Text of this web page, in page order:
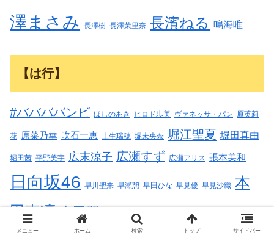
澤まさみ 長澤樹 長澤茉里奈 長濱ねる 鳴海唯
【は行】
#ババババンビ ほしのあき ヒロド歩美 ヴァネッサ・パン 原英莉
花 原菜乃華 吹石一恵 土生瑞穂 堀未央奈 堀江聖夏 堀田真由
堀田茜 平野美宇 広末涼子 広瀬すず 広瀬アリス 張本美和
日向坂46 早川聖来 早瀬憩 早田ひな 早見優 早見沙織 本
田真凜 本田翼 本郷柚巴 林佑香 橋本
メニュー ホーム 検索 トップ サイドバー